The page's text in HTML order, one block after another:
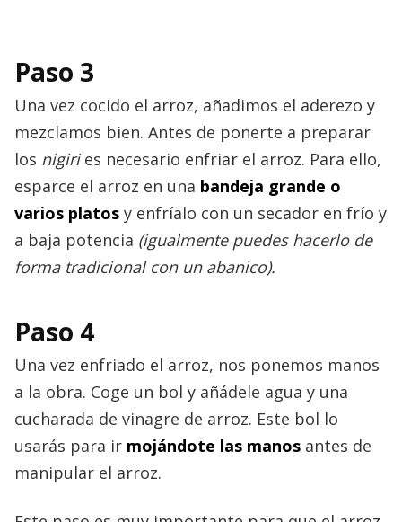
Paso 3
Una vez cocido el arroz, añadimos el aderezo y
mezclamos bien. Antes de ponerte a preparar
los nigiries necesario enfriar el arroz. Para ello,
esparce el arroz en una bandeja grande o
varios platos y enfríalo con un secador en frío y
a baja potencia (igualmente puedes hacerlo de
forma tradicional con un abanico).
Paso 4
Una vez enfriado el arroz, nos ponemos manos
a la obra. Coge un bol y añádele agua y una
cucharada de vinagre de arroz. Este bol lo
usarás para ir mojándote las manos antes de
manipular el arroz.